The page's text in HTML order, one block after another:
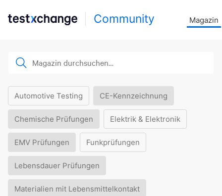
Community Magazin
Automotive Testing CE-Kennzeichnung
Chemische Prüfungen Elektrik & Elektronik
EMV Prüfungen Funkprüfungen
Lebensdauer Prüfungen
Materialien mit Lebensmittelkontakt